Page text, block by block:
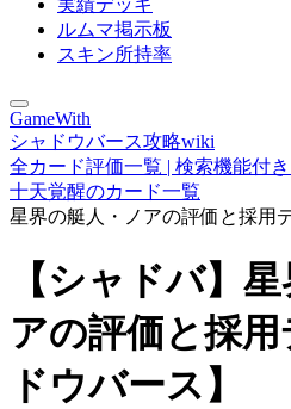
実績デッキ
ルムマ掲示板
スキン所持率
GameWith
シャドウバース攻略wiki
全カード評価一覧 | 検索機能付き
十天覚醒のカード一覧
星界の艇人・ノアの評価と採用
【シャドバ】
アの評価と採
ドウバース】